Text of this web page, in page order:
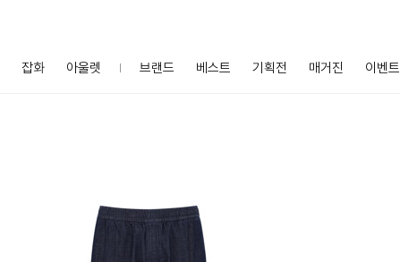
잡화 아울렛 브랜드 베스트 기획전 매거진 이벤트